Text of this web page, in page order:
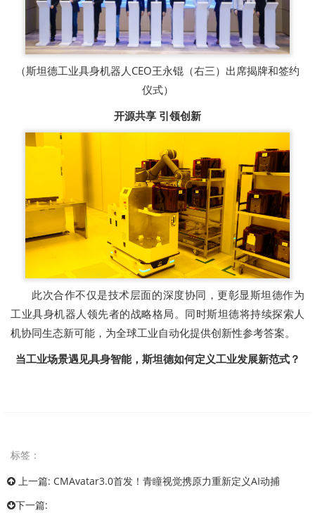
（斯坦德工业具身机器人CEO王永锟（右三）出席揭牌和签约
仪式）
开源共享 引领创新
此次合作不仅是技术层面的深度协同，更彰显斯坦德作为
工业具身机器人领先者的战略格局。同时斯坦德将持续探索人
机协同生态新可能，为全球工业自动化提供创新性参考答案。
当工业场景遇见具身智能，斯坦德如何定义工业发展新范式？
标签：
上一篇: CMAvatar3.0首发！青瞳视觉携原力重新定义AI动捕
下一篇: